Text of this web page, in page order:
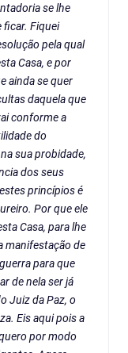
se lhe
ficar. Fiquei
pela qual
Casa, e por
ainda se quer
daquela que
conforme a
do
sua probidade,
dos seus
princípios é
Por que ele
Casa, para lhe
manifestação de
para que
de nela ser já
Juiz da Paz, o
Eis aqui pois a
por modo